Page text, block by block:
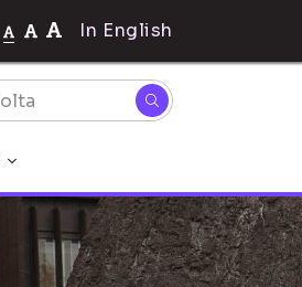
In English